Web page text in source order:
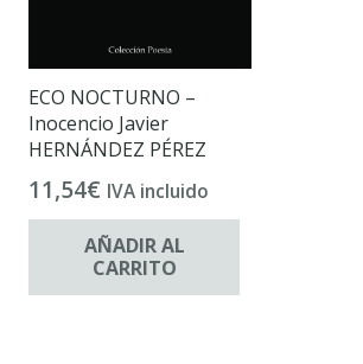
ECO NOCTURNO –
Inocencio Javier
HERNÁNDEZ PÉREZ
11,54€ IVA incluido
AÑADIR AL
CARRITO